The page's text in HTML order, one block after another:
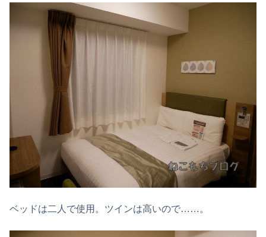
ベッドは二人で使用。ツインは高いので……。